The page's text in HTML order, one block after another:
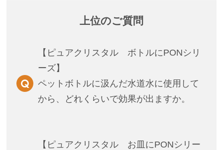
上位のご質問
【ピュアクリスタル ボトルにPONシリ
ーズ】
ペットボトルに汲んだ水道水に使用して
から、どれくらいで効果が出ますか。
【ピュアクリスタル お皿にPONシリー